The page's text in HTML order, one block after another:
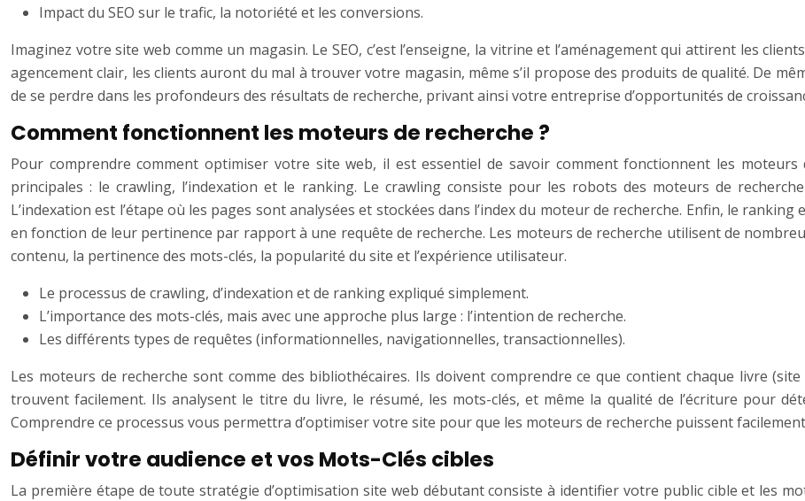
Impact du SEO sur le trafic, la notoriété et les conversions.
Imaginez votre site web comme un magasin. Le SEO, c’est l’enseigne, la vitrine et l’aménagement qui attirent les
agencement clair, les clients auront du mal à trouver votre magasin, même s’il propose des produits de qualité. De
de se perdre dans les profondeurs des résultats de recherche, privant ainsi votre entreprise d’opportunités de
Comment fonctionnent les moteurs de recherche ?
Pour comprendre comment optimiser votre site web, il est essentiel de savoir comment fonctionnent les
principales : le crawling, l’indexation et le ranking. Le crawling consiste pour les robots des moteurs de
L’indexation est l’étape où les pages sont analysées et stockées dans l’index du moteur de recherche. Enfin, le
en fonction de leur pertinence par rapport à une requête de recherche. Les moteurs de recherche utilisent de
contenu, la pertinence des mots-clés, la popularité du site et l’expérience utilisateur.
Le processus de crawling, d’indexation et de ranking expliqué simplement.
L’importance des mots-clés, mais avec une approche plus large : l’intention de recherche.
Les différents types de requêtes (informationnelles, navigationnelles, transactionnelles).
Les moteurs de recherche sont comme des bibliothécaires. Ils doivent comprendre ce que contient chaque livre
trouvent facilement. Ils analysent le titre du livre, le résumé, les mots-clés, et même la qualité de l’écriture pour
Comprendre ce processus vous permettra d’optimiser votre site pour que les moteurs de recherche puissent
Définir votre audience et vos Mots-Clés cibles
La première étape de toute stratégie d’optimisation site web débutant consiste à identifier votre public cible et les